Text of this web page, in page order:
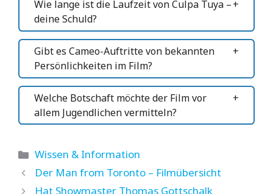
Wie lange ist die Laufzeit von Culpa Tuya –
deine Schuld?
Gibt es Cameo-Auftritte von bekannten
Persönlichkeiten im Film?
Welche Botschaft möchte der Film vor
allem Jugendlichen vermitteln?
Kategorien
Wissen & Information
Der Man from Toronto – Filmübersicht
Hat Showmaster Thomas Gottschalk